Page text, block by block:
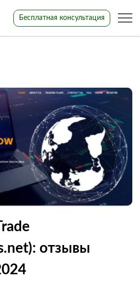
Бесплатная консультация
отзывы